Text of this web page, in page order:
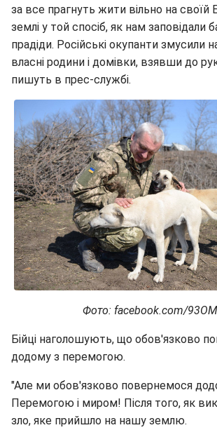
за все прагнуть жити вільно на своїй
землі у той спосіб, як нам заповідали
прадіди. Російські окупанти змусили
власні родини і домівки, взявши до
пишуть в прес-службі.
Фото: facebook.com/
Бійці наголошують, що обов'язково
додому з перемогою.
"Але ми обов'язково повернемося
Перемогою і миром! Після того, як
зло, яке прийшло на нашу землю.